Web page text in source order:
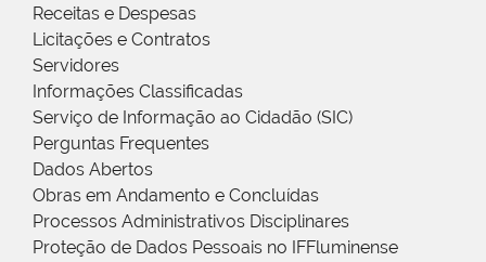
Receitas e Despesas
Licitações e Contratos
Servidores
Informações Classificadas
Serviço de Informação ao Cidadão (SIC)
Perguntas Frequentes
Dados Abertos
Obras em Andamento e Concluídas
Processos Administrativos Disciplinares
Proteção de Dados Pessoais no IFFluminense